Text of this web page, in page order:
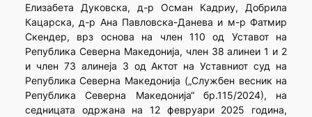
Елизабета Дуковска, д-р Осман Кадриу, Добрила
Кацарска, д-р Ана Павловска-Данева и м-р Фатмир
Скендер, врз основа на член 110 од Уставот на
Република Северна Македонија, член 38 алинеи 1 и 2
и член 73 алинеја 3 од Актот на Уставниот суд на
Република Северна Македонија („Службен весник на
Република Северна Македонија“ бр.115/2024), на
седницата одржана на 12 февруари 2025 година,